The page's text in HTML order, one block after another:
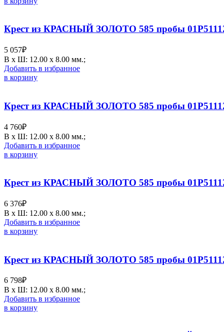
Крест из КРАСНЫЙ ЗОЛОТО 585 пробы
5 057₽
В х Ш: 12.00 х 8.00 мм.;
Добавить в избранное
в корзину
Крест из КРАСНЫЙ ЗОЛОТО 585 пробы
4 760₽
В х Ш: 12.00 х 8.00 мм.;
Добавить в избранное
в корзину
Крест из КРАСНЫЙ ЗОЛОТО 585 пробы
6 376₽
В х Ш: 12.00 х 8.00 мм.;
Добавить в избранное
в корзину
Крест из КРАСНЫЙ ЗОЛОТО 585 пробы
6 798₽
В х Ш: 12.00 х 8.00 мм.;
Добавить в избранное
в корзину